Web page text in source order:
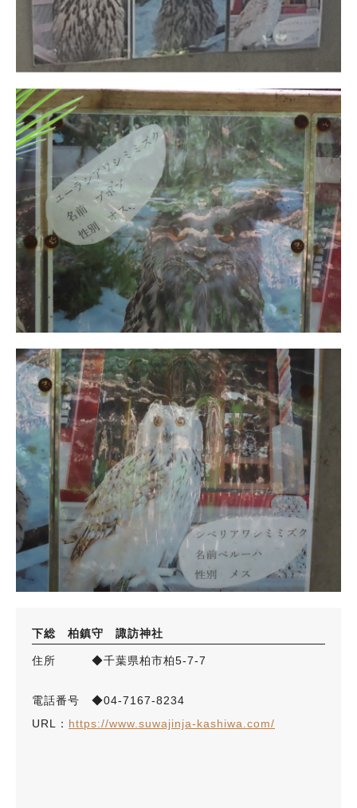
下総 柏鎮守 諏訪神社
住所 ◆千葉県柏市柏5-7-7
電話番号 ◆04-7167-8234
URL： https://www.suwajinja-kashiwa.com/
人気のキーワード
#ラーメン#ショッピング#カフェ#スイーツ
#教えたい/こんなの見つけた